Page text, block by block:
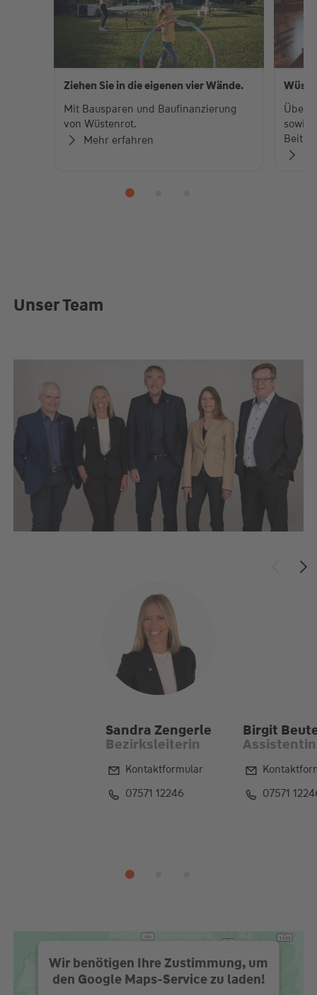
Ziehen Sie in die eigenen vier Wände.
Mit Bausparen und Baufinanzierung
von Wüstenrot.
Mehr erfahren
Über
sowie
Unser Team
Sandra Zengerle
Bezirksleiterin
Kontaktformular
07571 12246
Birgit
07571
Wir benötigen Ihre Zustimmung, um
den Google Maps-Service zu laden!